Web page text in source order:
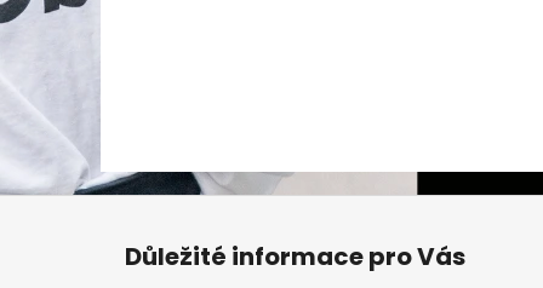
Důležité informace pro Vás